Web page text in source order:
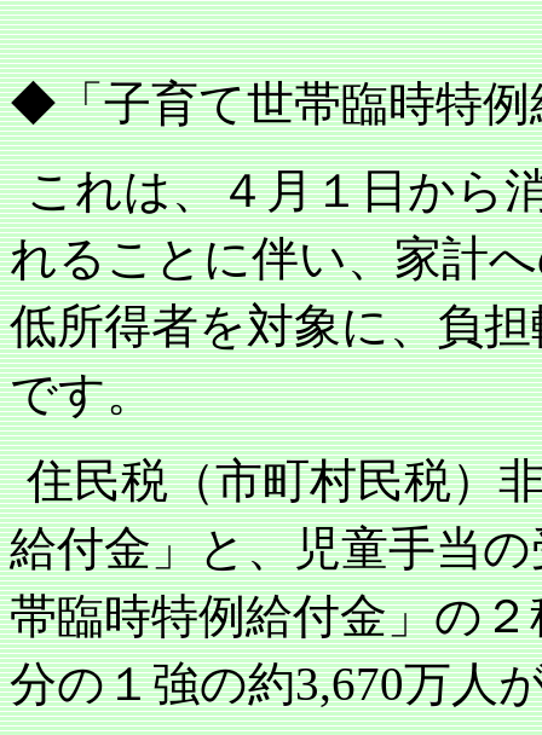
◆「子育て世帯臨時特
これは、４月１日から
れることに伴い、家計
低所得者を対象に、負
です。
住民税（市町村民税）
給付金」と、児童手当
帯臨時特例給付金」の
分の１強の約3,670万人